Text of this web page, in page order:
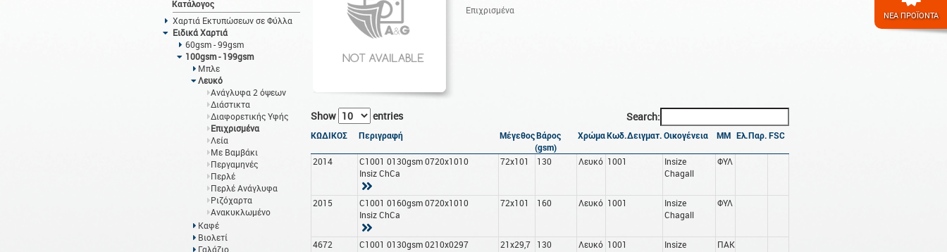
ΝΕΑ ΠΡΟΪΟΝΤΑ
Κατάλογος
Χαρτιά Εκτυπώσεων σε Φύλλα
Ειδικά Χαρτιά
60gsm - 99gsm
100gsm - 199gsm
Μπλε
Λευκό
Ανάγλυφα 2 όψεων
Διάστικτα
Διαφορετικής Υφής
Επιχρισμένα
Λεία
Με Βαμβάκι
Περγαμηνές
Περλέ
Περλέ Ανάγλυφα
Ριζόχαρτα
Ανακυκλωμένο
Καφέ
Βιολετί
Γαλάζιο
Επιχρισμένα
Show entries Search:
ΚΩΔΙΚΟΣ Περιγραφή ΜέγεθοςΒάρος
(gsm)
ΧρώμαΚωδ.Δειγματ.Οικογένεια ΜΜ Ελ.Παρ.FSC
2014
C1001 0130gsm 0720x1010
Insiz ChCa
72x101 130 Λευκό 1001
Insize
Chagall
ΦΥΛ
2015
C1001 0160gsm 0720x1010
Insiz ChCa
72x101 160 Λευκό 1001
Insize
Chagall
ΦΥΛ
4672
C1001 0130gsm 0210x0297
21x29,7 130 Λευκό 1001
Insize
ΠΑΚ